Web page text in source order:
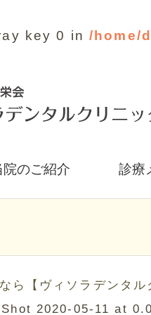
key 0 in /home/
院のご紹介 診療
ら【ヴィソラデンタル
2020-05-11 at